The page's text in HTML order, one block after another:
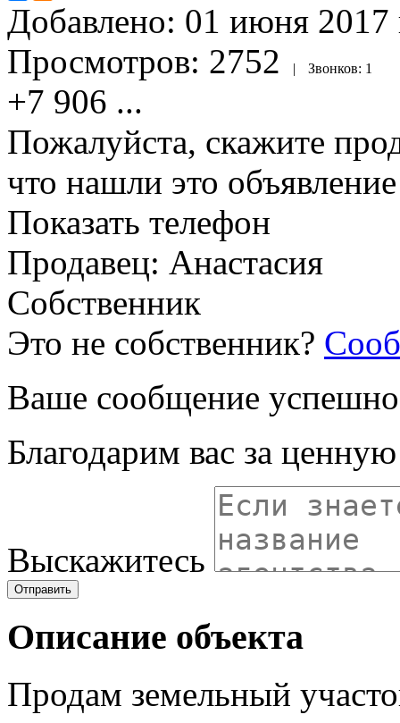
Добавлено: 01 июня 2017
Просмотров: 2752 | Звонков: 1
+7 906 ...
Пожалуйста, скажите
что нашли это
Показать телефон
Продавец: Анастасия
Собственник
Это не собственник?
Ваше сообщение успешно
Благодарим вас за
Выскажитесь
Отправить
Описание объекта
Продам земельный